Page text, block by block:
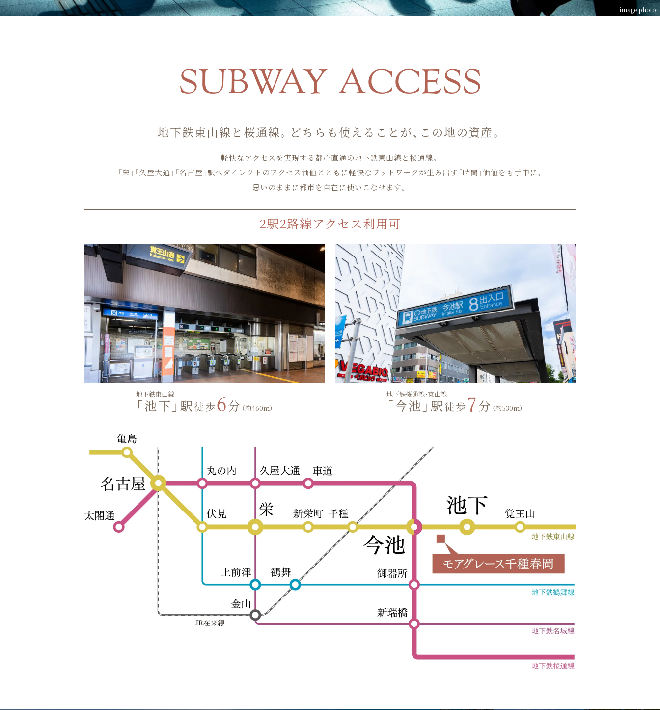
image photo
SUBWAY ACCESS
地下鉄東山線と桜通線。 どちらも使えることが、この地の資産。
軽快なアクセスを実現する都心直通の地下鉄東山線と桜通線。
「栄」「久屋大通」「名古屋」駅へダイレクトのアクセス価値とともに軽快なフットワークが生み出す「時間」価値をも手中に、
思いのままに都市を自在に使いこなせます。
2駅2路線アクセス利用可
地下鉄東山線
「池下」駅徒歩6分 （約460ｍ）
地下鉄桜通線・東山線
「今池」駅徒歩7分 （約530ｍ）